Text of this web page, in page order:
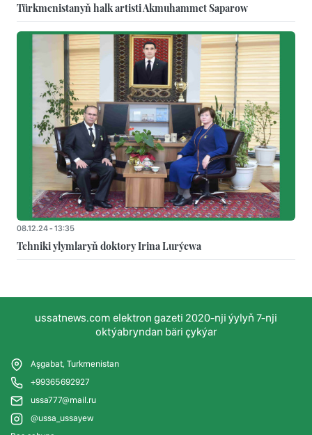
Türkmenistanyň halk artisti Akmuhammet Saparow
08.12.24 - 13:35
Tehniki ylymlaryň doktory Irina Lurýewa
ussatnews.com elektron gazeti 2020-nji ýylyň 7-nji
oktýabryndan bäri çykýar
Aşgabat, Turkmenistan
+99365692927
ussa777@mail.ru
@ussa_ussayew